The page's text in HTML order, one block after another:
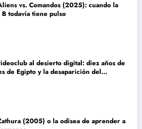
vs. Comandos (2025): cuando la
todavía tiene pulso
al desierto digital: diez años de
de Egipto y la desaparición del
(2005) o la odisea de aprender a